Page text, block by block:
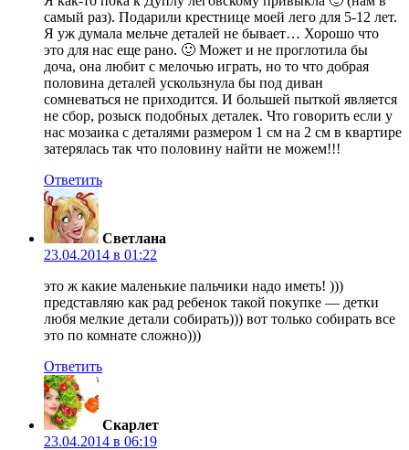
самый раз). Подарили крестнице моей лего для 5-12 лет.
Я уж думала мельче деталей не бывает… Хорошо что
это для нас еще рано. 🙂 Может и не проглотила бы
доча, она любит с мелочью играть, но то что добрая
половина деталей ускользнула бы под диван
сомневаться не приходится. И большей пыткой является
не сбор, розыск подобных деталек. Что говорить если у
нас мозаика с деталями размером 1 см на 2 см в квартире
затерялась так что половину найти не можем!!!
Ответить
Светлана
23.04.2014 в 01:22
это ж какие маленькие пальчики надо иметь! )))
представляю как рад ребенок такой покупке — детки
любя мелкие детали собирать))) вот только собирать все
это по комнате сложно)))
Ответить
Скарлет
23.04.2014 в 06:19